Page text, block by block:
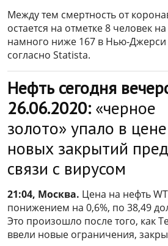
Между тем смертность от
остается на отметке 8 человек
намного ниже 167 в Нью-
согласно Statista.
Нефть сегодня
26.06.2020: «черное
золото» упало в
новых закрытий
связи с вирусом
21:04, Москва. Цена на нефть
понижением на 0,6%, по 38,49
Это произошло после того, как
ввели новые ограничения,